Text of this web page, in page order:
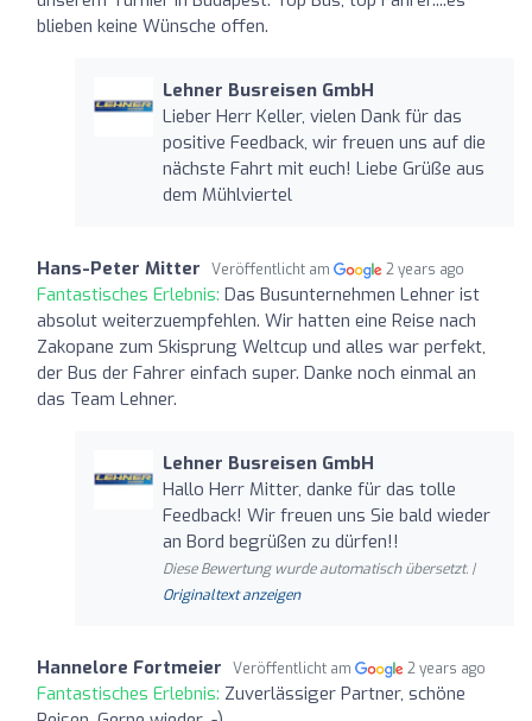
blieben keine Wünsche offen.
Lehner Busreisen GmbH
Lieber Herr Keller, vielen Dank für das
positive Feedback, wir freuen uns auf die
nächste Fahrt mit euch! Liebe Grüße aus
dem Mühlviertel
Hans-Peter Mitter Veröffentlicht am 2 years ago
Fantastisches Erlebnis: Das Busunternehmen Lehner ist
absolut weiterzuempfehlen. Wir hatten eine Reise nach
Zakopane zum Skisprung Weltcup und alles war perfekt,
der Bus der Fahrer einfach super. Danke noch einmal an
das Team Lehner.
Lehner Busreisen GmbH
Hallo Herr Mitter, danke für das tolle
Feedback! Wir freuen uns Sie bald wieder
an Bord begrüßen zu dürfen!!
Diese Bewertung wurde automatisch übersetzt. |
Originaltext anzeigen
Hannelore Fortmeier Veröffentlicht am 2 years ago
Fantastisches Erlebnis: Zuverlässiger Partner, schöne